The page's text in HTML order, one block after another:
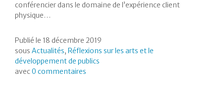
conférencier dans le domaine de l’expérience client
physique…
Publié le 18 décembre 2019
sous Actualités, Réflexions sur les arts et le
développement de publics
avec0 commentaires